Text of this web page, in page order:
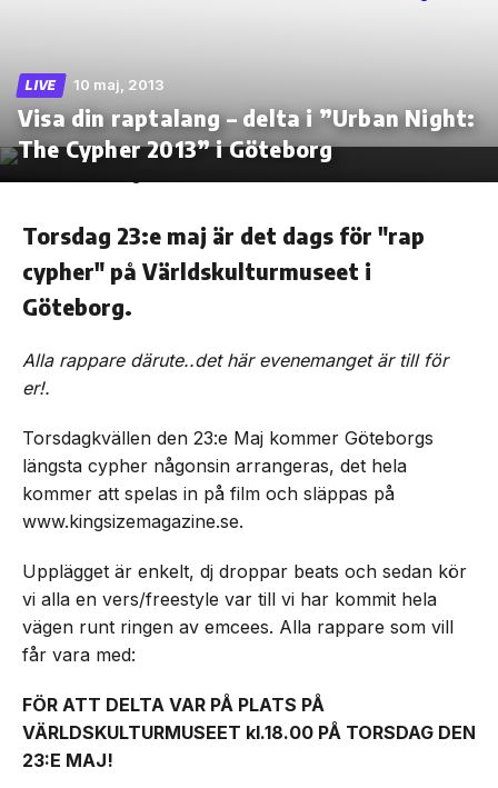
Skip
the
LIVE 10 maj, 2013
Visa din raptalang – delta i ”Urban Night:
The Cypher 2013” i Göteborg
Torsdag 23:e maj är det dags för "rap
cypher" på Världskulturmuseet i
Göteborg.
Alla rappare därute..det här evenemanget är till för
er!.
Torsdagkvällen den 23:e Maj kommer Göteborgs
längsta cypher någonsin arrangeras, det hela
kommer att spelas in på film och släppas på
www.kingsizemagazine.se.
Upplägget är enkelt, dj droppar beats och sedan kör
vi alla en vers/freestyle var till vi har kommit hela
vägen runt ringen av emcees. Alla rappare som vill
får vara med:
FÖR ATT DELTA VAR PÅ PLATS PÅ
VÄRLDSKULTURMUSEET kl.18.00 PÅ TORSDAG DEN
23:E MAJ!